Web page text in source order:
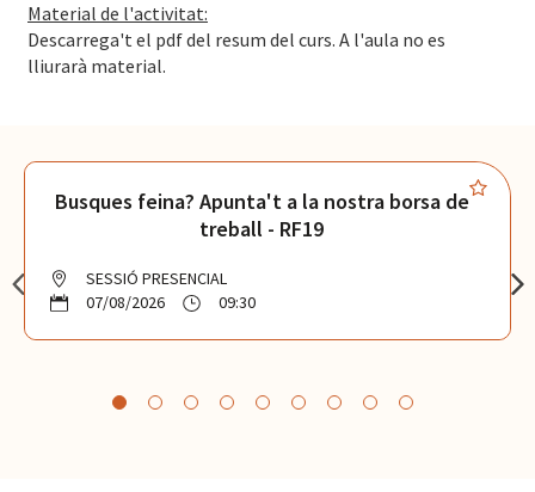
Material de l'activitat:
Descarrega't el pdf del resum del curs. A l'aula no es
lliurarà material.
Busques feina? Apunta't a la nostra borsa de
treball - RF19
SESSIÓ PRESENCIAL
07/08/2026
09:30